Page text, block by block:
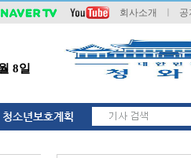
회사소개 공
8일
청소년보호계획